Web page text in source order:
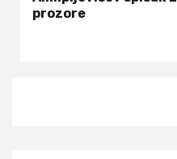
prozore